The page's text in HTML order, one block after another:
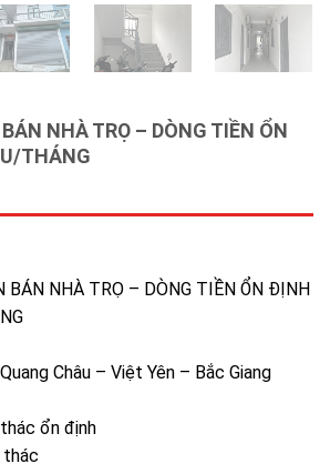
NHÀ TRỌ – DÒNG TIỀN ỔN
THÁNG
BÁN NHÀ TRỌ – DÒNG TIỀN ỔN ĐỊNH
Châu – Việt Yên – Bắc Giang
ổn định
thác